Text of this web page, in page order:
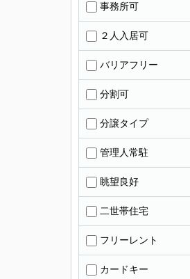
事務所可
２人入居可
バリアフリー
分割可
分譲タイプ
管理人常駐
眺望良好
二世帯住宅
フリーレント
カードキー